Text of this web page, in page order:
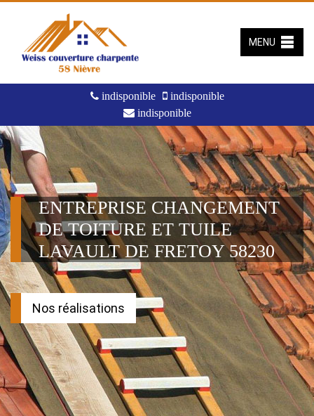
indisponible
indisponible
indisponible
MENU
ENTREPRISE CHANGEMENT
DE TOITURE ET TUILE
LAVAULT DE FRETOY 58230
Nos réalisations